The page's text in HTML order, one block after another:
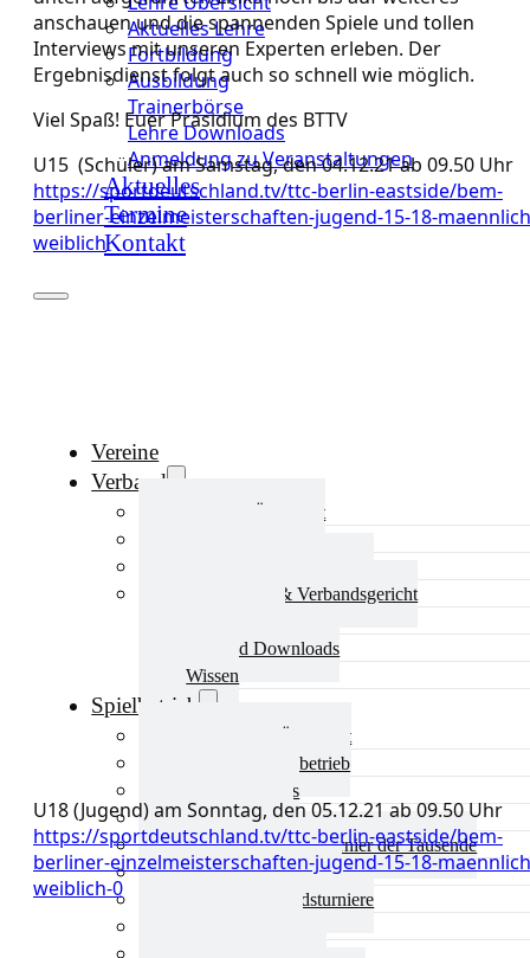
Aktuelles Lehre
Fortbildung
Ausbildung
Trainerbörse
Lehre Downloads
Anmeldung zu Veranstaltungen
Aktuelles
Termine
Kontakt
Vereine
Verband
Verband Übersicht
Ausschüsse & Verbandsgericht
Verband Downloads
Wissen
Spielbetrieb
Spielbetrieb Übersicht
Aktuelles Spielbetrieb
BEM & Qualis
LRL & Qualis
TTT – Tischtennisturnier der Tausende
mini-Meisterschaften
Weitere Verbandsturniere
anschauen und die spannenden Spiele und tollen
Interviews mit unseren Experten erleben. Der
Ergebnisdienst folgt auch so schnell wie möglich.
Viel Spaß! Euer Präsidium des BTTV
U15 (Schüler) am Samstag, den 04.12.21 ab 09.50 Uhr
https://sportdeutschland.tv/ttc-berlin-eastside/bem-
berliner-einzelmeisterschaften-jugend-15-18-
weiblich
U18 (Jugend) am Sonntag, den 05.12.21 ab 09.50 Uhr
https://sportdeutschland.tv/ttc-berlin-eastside/bem-
berliner-einzelmeisterschaften-jugend-15-18-
weiblich-0